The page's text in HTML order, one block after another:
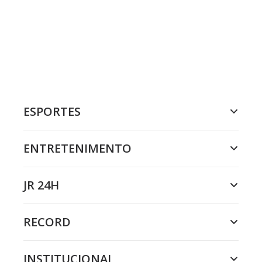
ESPORTES
ENTRETENIMENTO
JR 24H
RECORD
INSTITUCIONAL